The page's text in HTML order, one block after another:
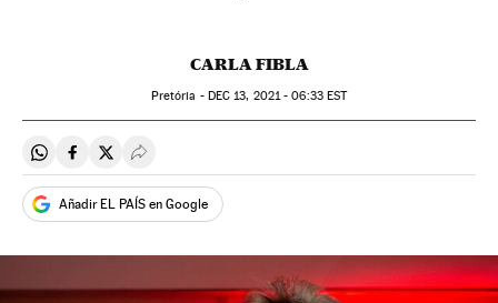
CARLA FIBLA
Pretória - DEC 13, 2021 - 06:33EST
Compartir en Whatsapp
Compartir en Facebook
Compartir en Twitter
Desplegar Redes Sociales
Añadir EL PAÍS en Google